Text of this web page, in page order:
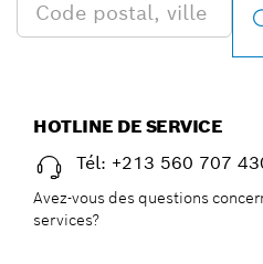
HOTLINE DE SERVICE
Tél: +213 560 707
Avez-vous des questions
services?